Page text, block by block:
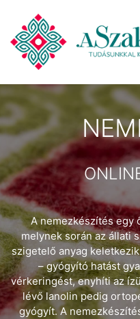
A nemezkészítés egy
melynek során az állati
szigetelő anyag
– gyógyító hatást
vérkeringést, enyhíti az
lévő lanolin pedig
gyógyít. A